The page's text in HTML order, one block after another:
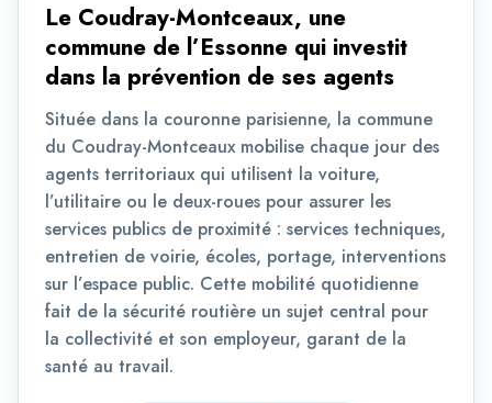
Le Coudray-Montceaux, une
commune de l’Essonne qui investit
dans la prévention de ses agents
Située dans la couronne parisienne, la commune
du Coudray-Montceaux mobilise chaque jour des
agents territoriaux qui utilisent la voiture,
l’utilitaire ou le deux-roues pour assurer les
services publics de proximité : services techniques,
entretien de voirie, écoles, portage, interventions
sur l’espace public. Cette mobilité quotidienne
fait de la sécurité routière un sujet central pour
la collectivité et son employeur, garant de la
santé au travail.